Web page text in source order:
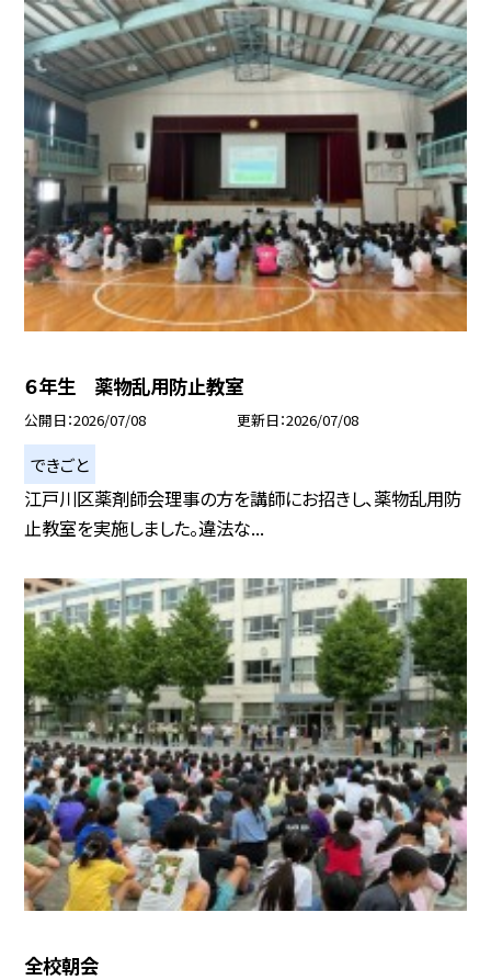
６年生 薬物乱用防止教室
公開日 2026/07/08 更新日 2026/07/08
できごと
江戸川区薬剤師会理事の方を講師にお招きし、薬物乱用防
止教室を実施しました。違法な...
全校朝会